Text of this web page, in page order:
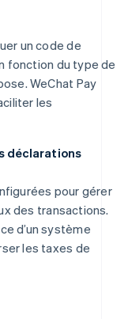
un code de
fonction du type de
WeChat Pay
les
déclarations
pour gérer
des transactions.
d’un système
les taxes de